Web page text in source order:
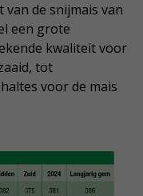
van de snijmais van
een grote
kwaliteit voor
tot
voor de mais